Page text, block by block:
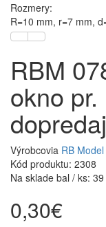
Rozmery:
R=10 mm, r=7 mm,
RBM
okno
dopredaj
Výrobcovia RB Model
Kód produktu: 2308
Na sklade bal / ks: 39
0,30€